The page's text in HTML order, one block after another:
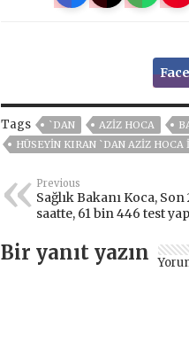
Tags `DAN AZIZ HOCA
HÜSEYIN KIRAN `DAN AZIZ HOCA
Previous
Sağlık Bakanı Koca, Son
saatte, 61 bin 446 test
Bir yanıt yazın